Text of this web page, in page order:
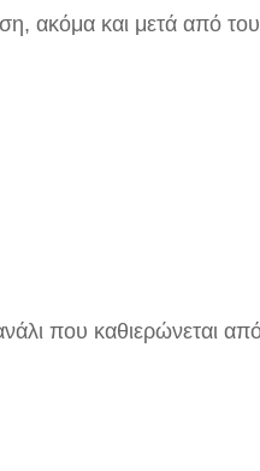
ακόμα και μετά από
που καθιερώνεται